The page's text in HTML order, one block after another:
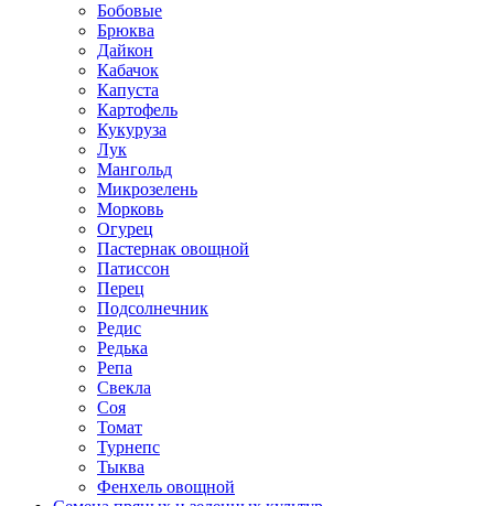
Бобовые
Брюква
Дайкон
Кабачок
Капуста
Картофель
Кукуруза
Лук
Мангольд
Микрозелень
Морковь
Огурец
Пастернак овощной
Патиссон
Перец
Подсолнечник
Редис
Редька
Репа
Свекла
Соя
Томат
Турнепс
Тыква
Фенхель овощной